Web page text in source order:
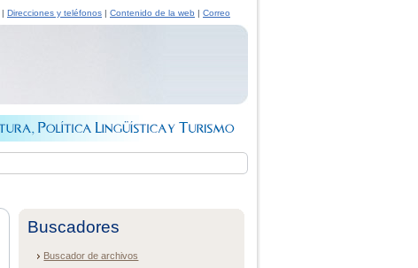
| Direcciones y teléfonos | Contenido de la web | Correo
Buscadores
Buscador de archivos